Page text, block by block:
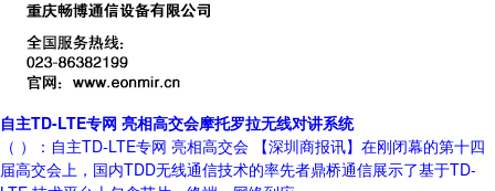
自主TD-LTE专网 亮相高交会摩托罗拉无线对讲系统
（ ）：自主TD-LTE专网 亮相高交会 【深圳商报讯】在刚闭幕的第十四
届高交会上，国内TDD无线通信技术的率先者鼎桥通信展示了基于TD-